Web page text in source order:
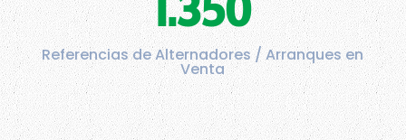
Referencias de Alternadores / Arranques en
Venta